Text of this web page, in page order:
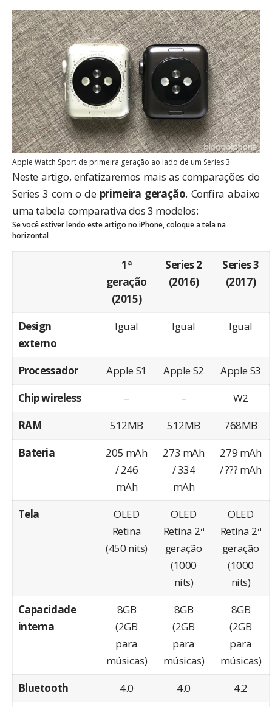
Apple Watch Sport de primeira geração ao lado de um Series 3
Neste artigo, enfatizaremos mais as comparações do
Series 3 com o de primeira geração. Confira abaixo
uma tabela comparativa dos 3 modelos:
Se você estiver lendo este artigo no iPhone, coloque a tela na
horizontal
1ª
geração
(2015)
Series 2
(2016)
Series 3
(2017)
Design
externo
Igual Igual Igual
Processador Apple S1 Apple S2
Apple S3
Chip wireless
– –
W2
RAM
512MB 512MB
768MB
Bateria
205 mAh
/ 246
mAh
273 mAh
/ 334
mAh
279 mAh
/ ??? mAh
Tela
OLED
Retina
(450 nits)
OLED
Retina 2ª
geração
(1000
nits)
OLED
Retina 2ª
geração
(1000
nits)
Capacidade
interna
8GB
(2GB
para
músicas)
8GB
(2GB
para
músicas)
8GB
(2GB
para
músicas)
Bluetooth
4.0 4.0 4.2